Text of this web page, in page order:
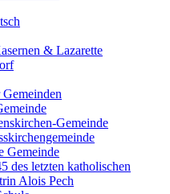
& Lazarette
Gemeinde
Gemeinde
des letzten katholischen
Alois Pech